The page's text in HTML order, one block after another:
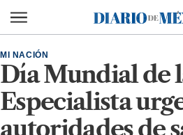
Diario de México
Día Mundial de
Especialista
autoridades de
MI NACIÓN